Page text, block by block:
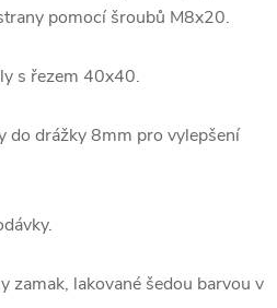
pomocí šroubů M8x20.
s řezem 40x40.
do drážky 8mm pro vylepšení
zamak, lakované šedou barvou v